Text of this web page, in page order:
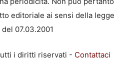
editoriale ai sensi della legge
del 07.03.2001
i diritti riservati - Contattaci